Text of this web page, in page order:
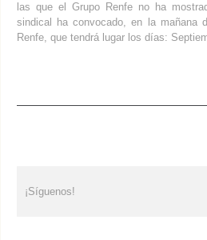
las que el Grupo Renfe no ha
sindical ha convocado, en la mañana
Renfe, que tendrá lugar los días:
¡Síguenos!